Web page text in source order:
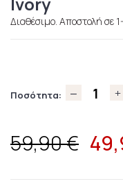
Διαθέσιμο. Αποστολή σε
Ποσότητα:
59,90 €